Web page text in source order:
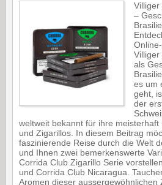
Villiger
–
Villiger
als
es um
geht,
der
weltweit bekannt für ihre
und Zigarillos. In diesem Beitrag
faszinierende Reise durch die Welt
und Ihnen zwei bemerkenswerte
Corrida Club Zigarillo Serie
und Corrida Club Nicaragua.
Aromen dieser aussergewöhnlichen